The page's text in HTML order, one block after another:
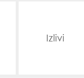
Izlivi